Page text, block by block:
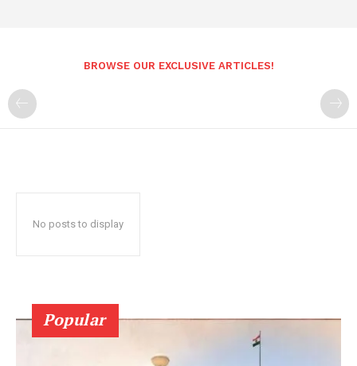
BROWSE OUR EXCLUSIVE ARTICLES!
No posts to display
Popular